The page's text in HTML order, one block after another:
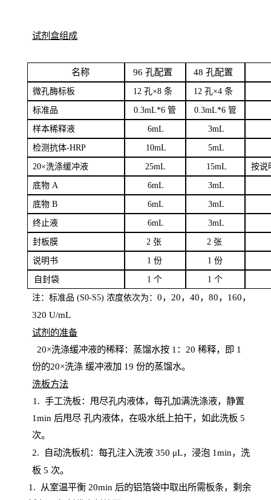
试剂盒组成
名称 96 孔配置 48 孔配置
微孔酶标板 12 孔×8 条 12 孔×4 条
标准品 0.3mL*6 管 0.3mL*6 管
样本稀释液 6mL 3mL
检测抗体-HRP 10mL 5mL
20×洗涤缓冲液 25mL 15mL 按说
底物A 6mL 3mL
底物B 6mL 3mL
终止液 6mL 3mL
封板膜 2 张 2 张
说明书 1 份 1 份
自封袋 1 个 1 个
注：标准品 (S0-S5) 浓度依次为： 0，20，40，80，160，
320 U/mL
试剂的准备
20×洗涤缓冲液的稀释：蒸馏水按 1：20 稀释，即 1
份的20×洗涤 缓冲液加 19 份的蒸馏水。
洗板方法
1. 手工洗板：甩尽孔内液体，每孔加满洗涤液，静置
1min 后甩尽 孔内液体，在吸水纸上拍干，如此洗板 5
次。
2.
自动洗板机：每孔注入洗液 350 μL，浸泡 1min，洗
板 5 次。
1 . 从室温平衡 20min 后的铝箔袋中取出所需板条，剩余